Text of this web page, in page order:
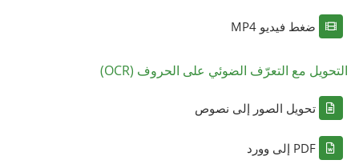
ضغط فيديو MP4
التحويل مع التعرّف الضوئي على الحروف (OCR)
تحويل الصور إلى نصوص
PDF إلى وورد